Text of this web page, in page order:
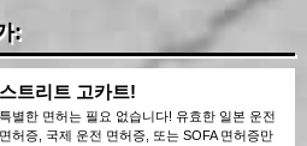
:
스트리트 고카트!
특별한 면허는 필요 없습니다! 유효한 일본 운전
면허증, 국제 운전 면허증, 또는 SOFA 면허증만